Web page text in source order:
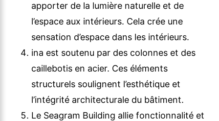
apporter de la lumière naturelle et de
l’espace aux intérieurs. Cela crée une
sensation d’espace dans les intérieurs.
ina est soutenu par des colonnes et des
caillebotis en acier. Ces éléments
structurels soulignent l’esthétique et
l’intégrité architecturale du bâtiment.
Le Seagram Building allie fonctionnalité et